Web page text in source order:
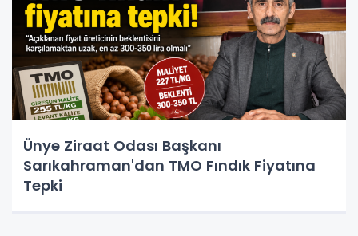
Ünye Ziraat Odası Başkanı
Sarıkahraman'dan TMO Fındık Fiyatına
Tepki